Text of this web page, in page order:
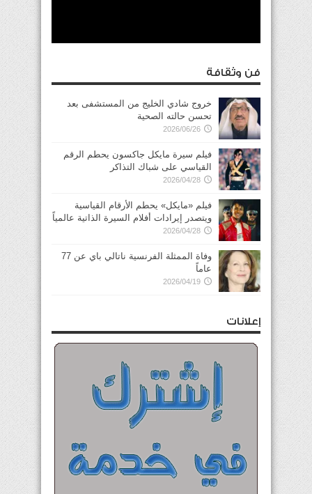
فن وثقافة
خروج شادي الخليج من المستشفى بعد
تحسن حالته الصحية
2026/06/26
فيلم سيرة مايكل جاكسون يحطم الرقم
القياسي على شباك التذاكر
2026/04/28
فيلم «مايكل» يحطم الأرقام القياسية
ويتصدر إيرادات أفلام السيرة الذاتية عالمياً
2026/04/28
وفاة الممثلة الفرنسية ناتالي باي عن 77
عاماً
2026/04/19
إعلانات